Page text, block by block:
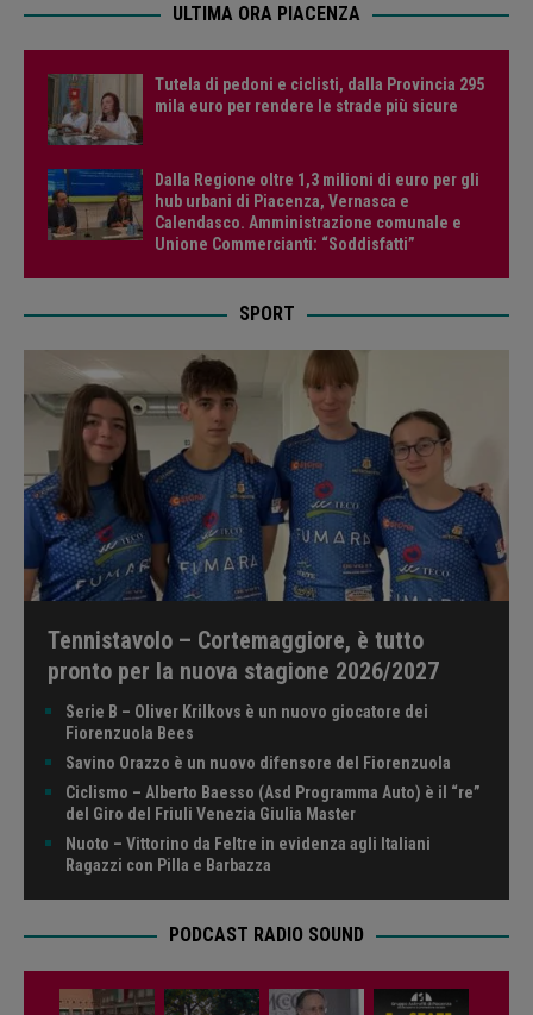
ULTIMA ORA PIACENZA
Tutela di pedoni e ciclisti, dalla Provincia 295
mila euro per rendere le strade più sicure
Dalla Regione oltre 1,3 milioni di euro per gli
hub urbani di Piacenza, Vernasca e
Calendasco. Amministrazione comunale e
Unione Commercianti: “Soddisfatti”
SPORT
Tennistavolo – Cortemaggiore, è tutto
pronto per la nuova stagione 2026/2027
Serie B – Oliver Krilkovs è un nuovo giocatore dei
Fiorenzuola Bees
Savino Orazzo è un nuovo difensore del Fiorenzuola
Ciclismo – Alberto Baesso (Asd Programma Auto) è il “re”
del Giro del Friuli Venezia Giulia Master
Nuoto – Vittorino da Feltre in evidenza agli Italiani
Ragazzi con Pilla e Barbazza
PODCAST RADIO SOUND